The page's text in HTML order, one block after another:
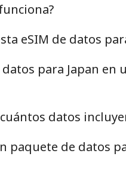
eSIM de datos
para Japan
datos
paquete de datos